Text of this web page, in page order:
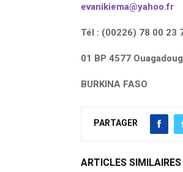
evanikiema@yahoo.fr
Tél : (00226) 78 00 23
01 BP 4577
BURKINA FASO
PARTAGER
ARTICLES SIMILAIRES